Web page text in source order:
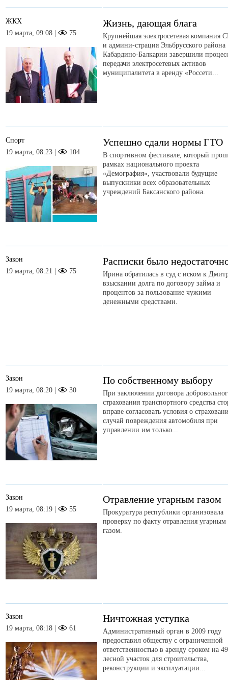
ЖКХ
19 марта, 09:08 |
75
Жизнь, дающая блага
Крупнейшая электросетевая компания
и админи-страция Эльбрусского района
Кабардино-Балкарии завершили
передачи электросетевых активов
муниципалитета в аренду «Россети...
Спорт
19 марта, 08:23 |
104
Успешно сдали нормы ГТО
В спортивном фестивале, который
рамках национального проекта
«Демография», участвовали будущие
выпускники всех образовательных
учреждений Баксанского района.
Закон
19 марта, 08:21 |
75
Расписки было
Ирина обратилась в суд с иском к
взыскании долга по договору займа и
процентов за пользование чужими
денежными средствами.
Закон
19 марта, 08:20 |
30
По собственному выбору
При заключении договора
страхования транспортного средства
вправе согласовать условия о
случай повреждения автомобиля при
управлении им только...
Закон
19 марта, 08:19 |
55
Отравление угарным газом
Прокуратура республики организовала
проверку по факту отравления угарным
газом.
Закон
19 марта, 08:18 |
61
Ничтожная уступка
Административный орган в 2009 году
предоставил обществу с ограниченной
ответственностью в аренду сроком на
лесной участок для строительства,
реконструкции и эксплуатации...